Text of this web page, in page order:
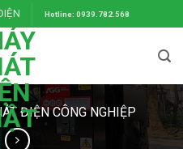
Hotline: 0939.782.568
ĐIỆN CÔNG NGHIỆP